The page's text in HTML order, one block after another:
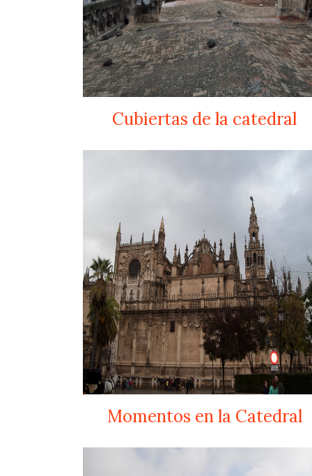
Cubiertas de la catedral
Momentos en la Catedral